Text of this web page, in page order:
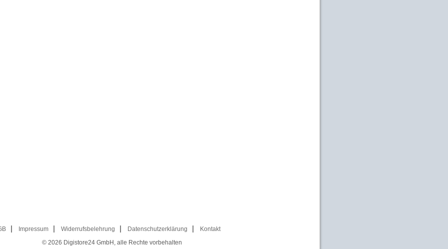
Impressum Widerrufsbelehrung Datenschutzerklärung
Kontakt
© 2026 Digistore24 GmbH, alle Rechte vorbehalten